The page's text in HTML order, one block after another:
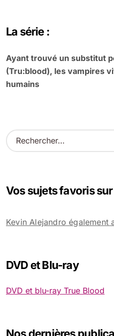
La série :
Ayant trouvé un substitut
(Tru:blood), les vampires
humains
R
e
r
e
Vos sujets favoris
Kevin Alejandro également
DVD et Blu-ray
DVD et blu-ray True Blood